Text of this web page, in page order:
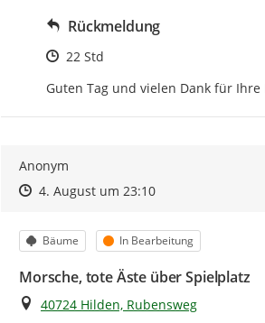
Rückmeldung
Zeitpunkt des Erstellens
22 Std
Guten Tag und vielen Dank für Ihre
Anonym
Zeitpunkt des Erstellens
Zeitpunkt des Erstellens
4. August um 23:10Zur Äußerung
Kategorie
Bäume Status
In Bearbeitung
Morsche, tote Äste über Spielplatz
Ort
40724 Hilden, Rubensweg